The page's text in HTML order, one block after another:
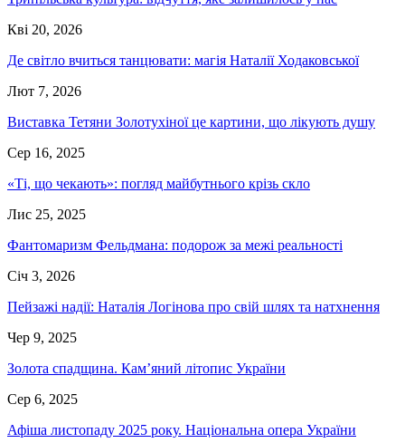
Кві 20, 2026
Де світло вчиться танцювати: магія Наталії Ходаковської
Лют 7, 2026
Виставка Тетяни Золотухіної це картини, що лікують душу
Сер 16, 2025
«Ті, що чекають»: погляд майбутнього крізь скло
Лис 25, 2025
Фантомаризм Фельдмана: подорож за межі реальності
Січ 3, 2026
Пейзажі надії: Наталія Логінова про свій шлях та натхнення
Чер 9, 2025
Золота спадщина. Камʼяний літопис України
Сер 6, 2025
Афіша листопаду 2025 року. Національна опера України